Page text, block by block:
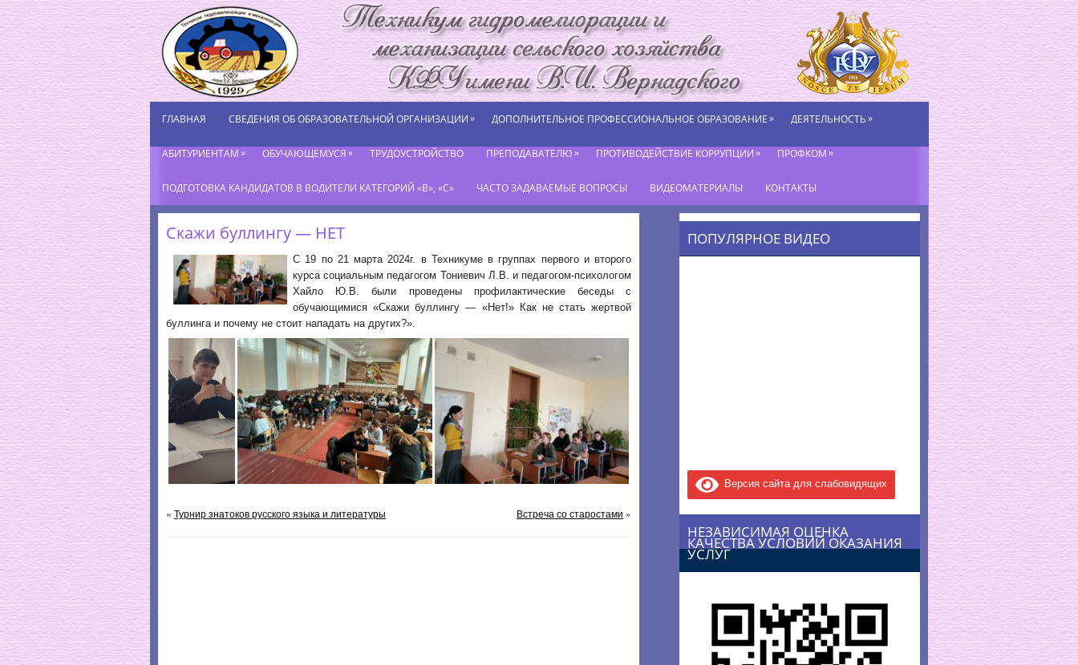
ГЛАВНАЯ СВЕДЕНИЯ ОБ ОБРАЗОВАТЕЛЬНОЙ ОРГАНИЗАЦИИ» ДОПОЛНИТЕЛЬНОЕ ПРОФЕССИОНАЛЬНОЕ ОБРАЗОВАНИЕ» ДЕЯТЕЛЬНОСТЬ»
АБИТУРИЕНТАМ» ОБУЧАЮЩЕМУСЯ» ТРУДОУСТРОЙСТВО ПРЕПОДАВАТЕЛЮ» ПРОТИВОДЕЙСТВИЕ КОРРУПЦИИ» ПРОФКОМ»
ПОДГОТОВКА КАНДИДАТОВ В ВОДИТЕЛИ КАТЕГОРИЙ «В», «С» ЧАСТО ЗАДАВАЕМЫЕ ВОПРОСЫ ВИДЕОМАТЕРИАЛЫ КОНТАКТЫ
Скажи буллингу — НЕТ
С 19 по 21 марта 2024г. в Техникуме в группах первого и второго
курса социальным педагогом Тониевич Л.В. и педагогом-психологом
Хайло Ю.В. были проведены профилактические беседы с
обучающимися «Скажи буллингу — «Нет!» Как не стать жертвой
буллинга и почему не стоит нападать на других?».
« Турнир знатоков русского языка и литературы Встреча со старостами »
ПОПУЛЯРНОЕ ВИДЕО
Версия сайта для слабовидящих
НЕЗАВИСИМАЯ ОЦЕНКА
КАЧЕСТВА УСЛОВИЙ ОКАЗАНИЯ
УСЛУГ